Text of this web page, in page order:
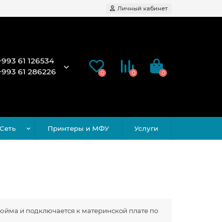
Личный кабинет
61 126534
61 286226
0 0 0
Сеть Принтеры и МФУ Услуги
и подключается к материнской плате по